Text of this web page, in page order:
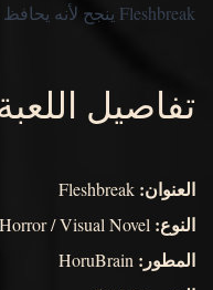
Fleshbreak ينجح لأنه يحافظ على التوتر عبر الإيقاع، والجو العام، وطريقة تغير معنى المشاهد مع كل تفاعل.
تفاصيل
العنوان:
النوع:
المطور: